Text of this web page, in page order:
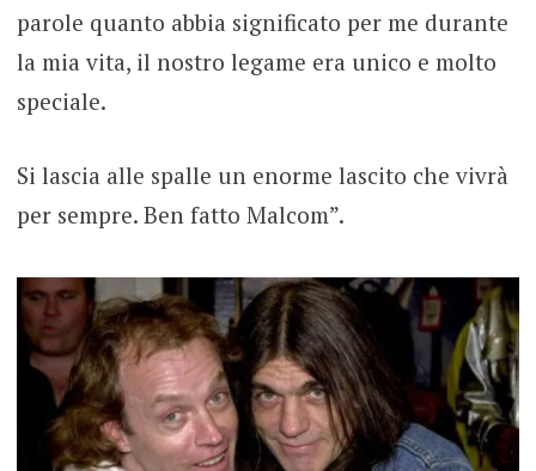
parole quanto abbia significato per me durante
la mia vita, il nostro legame era unico e molto
speciale.
Si lascia alle spalle un enorme lascito che vivrà
per sempre. Ben fatto Malcom”.